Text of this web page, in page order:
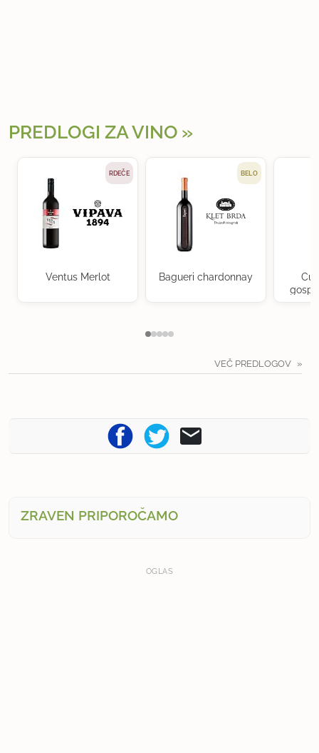
PREDLOGI ZA VINO
RDEČE
Ventus Merlot
BELO
Bagueri chardonnay
VEČ PREDLOGOV
ZRAVEN PRIPOROČAMO
OGLAS